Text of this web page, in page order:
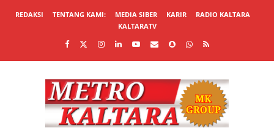
REDAKSI TENTANG KAMI: MEDIA SIBER KARIR
RADIO KALTARA
KALTARATV